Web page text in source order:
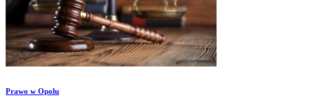
Prawo w Opolu